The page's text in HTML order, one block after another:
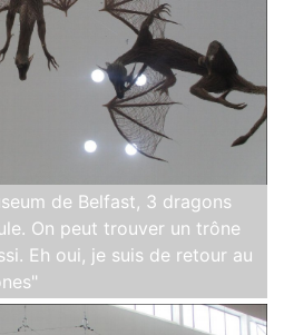
de Belfast, 3 dragons
On peut trouver un trône
Eh oui, je suis de retour au